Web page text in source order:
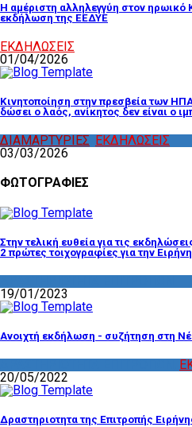
Η αμέριστη αλληλεγγύη στον
εκδήλωση της ΕΕΔΥΕ
ΕΚΔΗΛΩΣΕΙΣ
01/04/2026
Κινητοποίηση στην πρεσβεία των
δώσει ο λαός, ανίκητος δεν είναι ο
ΔΙΑΜΑΡΤΥΡΙΕΣ ΕΚΔΗΛΩΣΕΙΣ
03/03/2026
ΦΩΤΟΓΡΑΦΙΕΣ
Στην τελική ευθεία για τις
2 πρώτες τοιχογραφίες για την Ειρήνη
19/01/2023
Ανοιχτή εκδήλωση - συζήτηση στη
20/05/2022
Δραστηριοτητα της Επιτροπής